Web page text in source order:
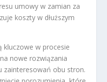
umowy w zamian za
koszty w dłuższym
kluczowe w procesie
nowe rozwiązania
zainteresowań obu stron.